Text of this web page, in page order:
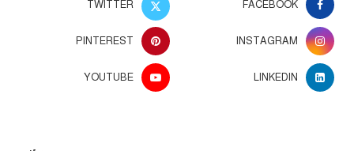
FACEBOOK
TWITTER
INSTAGRAM
PINTEREST
LINKEDIN
YOUTUBE